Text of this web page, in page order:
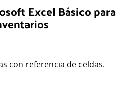
Excel Básico para
con referencia de celdas.